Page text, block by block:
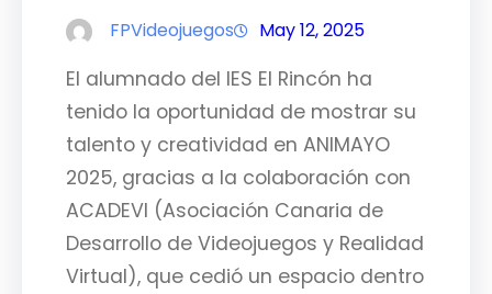
FPVideojuegos May 12, 2025
El alumnado del IES El Rincón ha
tenido la oportunidad de mostrar su
talento y creatividad en ANIMAYO
2025, gracias a la colaboración con
ACADEVI (Asociación Canaria de
Desarrollo de Videojuegos y Realidad
Virtual), que cedió un espacio dentro